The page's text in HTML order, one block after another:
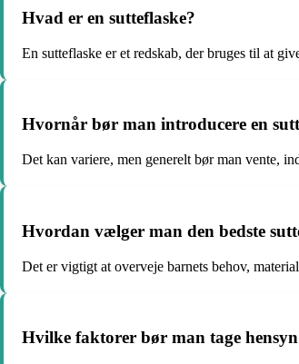
Hvad er en sutteflaske?
En sutteflaske er et redskab, der bruges til at
Hvornår bør man introducere en
Det kan variere, men generelt bør man vente,
Hvordan vælger man den bedste
Det er vigtigt at overveje barnets behov,
Hvilke faktorer bør man tage